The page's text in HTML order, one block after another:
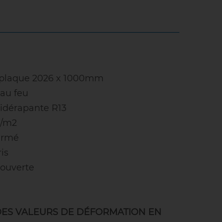
2026 x 1000mm
feu
R13
m2
VALEURS DE DÉFORMATION EN